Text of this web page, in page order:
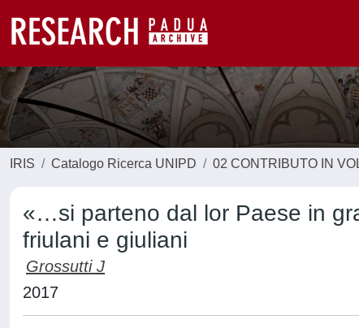
IRIS Catalogo Ricerca UNIPD 02 CONTRIBUTO IN
«…si parteno dal lor Paese in
friulani e giuliani
Grossutti J
2017